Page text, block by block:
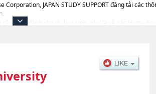
JAPAN STUDY SUPPORT đăng tải các
thiết dành cho du học sinh, như là về các Home